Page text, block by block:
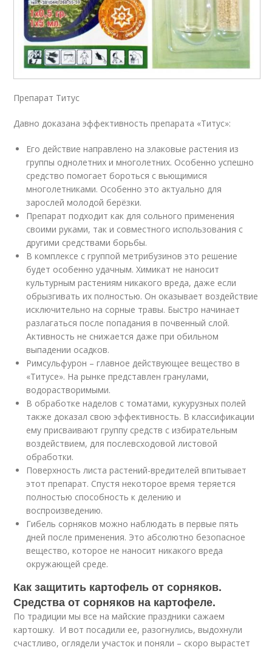
Препарат Титус
Давно доказана эффективность препарата «Титус»:
Его действие направлено на злаковые растения из
группы однолетних и многолетних. Особенно успешно
средство помогает бороться с вьющимися
многолетниками. Особенно это актуально для
зарослей молодой берёзки.
Препарат подходит как для сольного применения
своими руками, так и совместного использования с
другими средствами борьбы.
В комплексе с группой метрибузинов это решение
будет особенно удачным. Химикат не наносит
культурным растениям никакого вреда, даже если
обрызгивать их полностью. Он оказывает воздействие
исключительно на сорные травы. Быстро начинает
разлагаться после попадания в почвенный слой.
Активность не снижается даже при обильном
выпадении осадков.
Римсульфурон – главное действующее вещество в
«Титусе». На рынке представлен гранулами,
водорастворимыми.
В обработке наделов с томатами, кукурузных полей
также доказал свою эффективность. В классификации
ему присваивают группу средств с избирательным
воздействием, для послевсходовой листовой
обработки.
Поверхность листа растений-вредителей впитывает
этот препарат. Спустя некоторое время теряется
полностью способность к делению и
воспроизведению.
Гибель сорняков можно наблюдать в первые пять
дней после применения. Это абсолютно безопасное
вещество, которое не наносит никакого вреда
окружающей среде.
Как защитить картофель от сорняков.
Средства от сорняков на картофеле.
По традиции мы все на майские праздники сажаем
картошку. И вот посадили ее, разогнулись, выдохнули
счастливо, оглядели участок и поняли – скоро вырастет